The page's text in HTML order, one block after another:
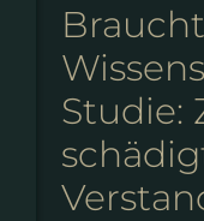
Studie: